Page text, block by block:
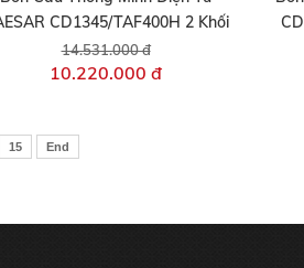
CD1345/TAF400H 2 Khối
14.531.000 đ
10.220.000 đ
15 End